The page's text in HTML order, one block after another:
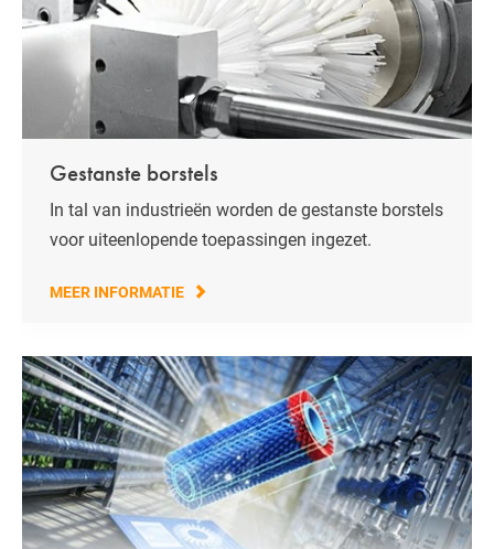
Gestanste borstels
In tal van industrieën worden de gestanste borstels
voor uiteenlopende toepassingen ingezet.
MEER INFORMATIE